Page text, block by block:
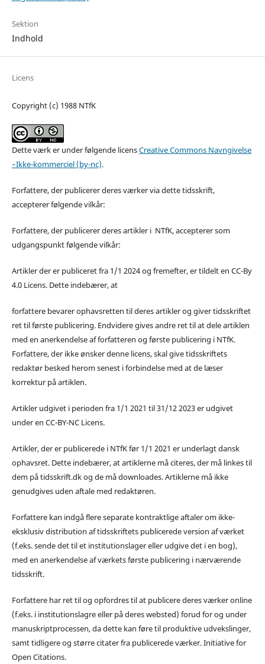
Sektion
Indhold
Licens
Copyright (c) 1988 NTfK
Dette værk er under følgende licensCreative Commons Navngivelse
–Ikke-kommerciel (by-nc).
Forfattere, der publicerer deres værker via dette tidsskrift,
accepterer følgende vilkår:
Forfattere, der publicerer deres artikler i NTfK, accepterer som
udgangspunkt følgende vilkår:
Artikler der er publiceret fra 1/1 2024 og fremefter, er tildelt en CC-By
4.0 Licens. Dette indebærer, at
forfattere bevarer ophavsretten til deres artikler og giver tidsskriftet
ret til første publicering. Endvidere gives andre ret til at dele artiklen
med en anerkendelse af forfatteren og første publicering i NTfK.
Forfattere, der ikke ønsker denne licens, skal give tidsskriftets
redaktør besked herom senest i forbindelse med at de læser
korrektur på artiklen.
Artikler udgivet i perioden fra 1/1 2021 til 31/12 2023 er udgivet
under en CC-BY-NC Licens.
Artikler, der er publicerede i NTfK før 1/1 2021 er underlagt dansk
ophavsret. Dette indebærer, at artiklerne må citeres, der må linkes til
dem på tidsskrift.dk og de må downloades. Artiklerne må ikke
genudgives uden aftale med redaktøren.
Forfattere kan indgå flere separate kontraktlige aftaler om ikke-
eksklusiv distribution af tidsskriftets publicerede version af værket
(f.eks. sende det til et institutionslager eller udgive det i en bog),
med en anerkendelse af værkets første publicering i nærværende
tidsskrift.
Forfattere har ret til og opfordres til at publicere deres værker online
(f.eks. i institutionslagre eller på deres websted) forud for og under
manuskriptprocessen, da dette kan føre til produktive udvekslinger,
samt tidligere og større citater fra publicerede værker. Initiative for
Open Citations.